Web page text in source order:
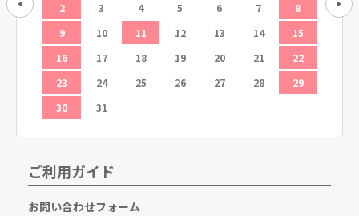
12
2
3 4 5 6 7
8
9
10 11 12 13 14
15
16
17 18 19 20 21
22
23
24 25 26 27 28
29
30
31
6
ご利用ガイド
お問い合わせフォーム